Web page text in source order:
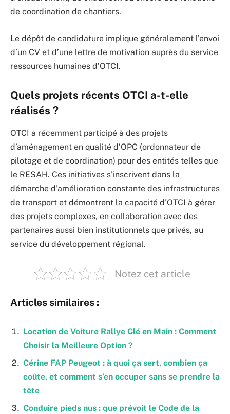
de coordination de chantiers.
Le dépôt de candidature implique généralement l’envoi
d’un CV et d’une lettre de motivation auprès du service
ressources humaines d’OTCI.
Quels projets récents OTCI a-t-elle
réalisés ?
OTCI a récemment participé à des projets
d’aménagement en qualité d’OPC (ordonnateur de
pilotage et de coordination) pour des entités telles que
le RESAH. Ces initiatives s’inscrivent dans la
démarche d’amélioration constante des infrastructures
de transport et démontrent la capacité d’OTCI à gérer
des projets complexes, en collaboration avec des
partenaires aussi bien institutionnels que privés, au
service du développement régional.
Notez cet article
Articles similaires :
Location de Voiture Rallye Clé en Main : Comment
Choisir la Meilleure Option ?
Cérine FAP Peugeot : à quoi ça sert, combien ça
coûte, et comment s’en occuper sans se prendre la
tête
Conduire pieds nus : que prévoit le Code de la